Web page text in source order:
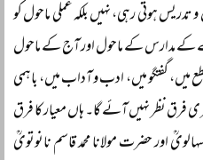
ہوتی رہی، نہیں بلکہ عملی ماحول کو
کے مدارس کے ماحول اور آج کے ماحول
میں، گفتگو میں، ادب و آداب میں، باہمی
فرق نظر نہیں آئے گا۔ ہاں معیار کا فرق
اور حضرت مولانا محمد قاسم نانوتویؒ